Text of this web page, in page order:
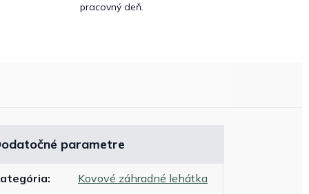
pracovný deň.
parametre
: Kovové záhradné lehátka